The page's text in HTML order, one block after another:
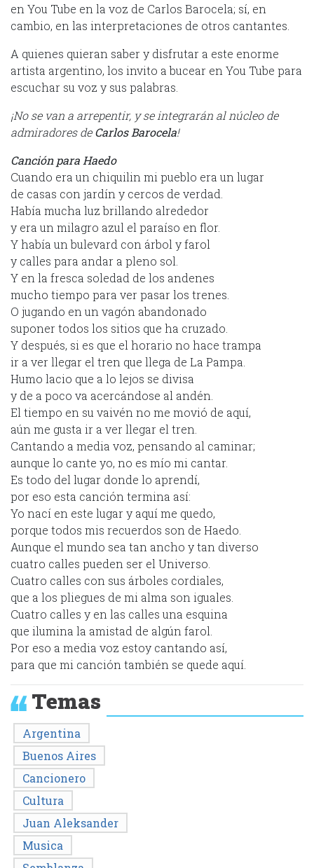
en You Tube en la voz de Carlos Barocela; sí, en
cambio, en las interpretaciones de otros cantantes.
A quienes quieran saber y disfrutar a este enorme
artista argentino, los invito a bucear en You Tube para
escuchar su voz y sus palabras.
¡No se van a arrepentir, y se integrarán al núcleo de
admiradores de Carlos Barocela!
Canción para Haedo
Cuando era un chiquilin mi pueblo era un lugar
de casas con jardín y cercos de verdad.
Había mucha luz brillando alrededor
y era un milagro azul el paraíso en flor.
Y había un bulevard con árbol y farol
y calles para andar a pleno sol.
Y en la fresca soledad de los andenes
mucho tiempo para ver pasar los trenes.
O jugando en un vagón abandonado
suponer todos los sitios que ha cruzado.
Y después, si es que el horario no hace trampa
ir a ver llegar el tren que llega de La Pampa.
Humo lacio que a lo lejos se divisa
y de a poco va acercándose al andén.
El tiempo en su vaivén no me movió de aquí,
aún me gusta ir a ver llegar el tren.
Cantando a media voz, pensando al caminar;
aunque lo cante yo, no es mío mi cantar.
Es todo del lugar donde lo aprendí,
por eso esta canción termina así:
Yo nací en este lugar y aquí me quedo,
porque todos mis recuerdos son de Haedo.
Aunque el mundo sea tan ancho y tan diverso
cuatro calles pueden ser el Universo.
Cuatro calles con sus árboles cordiales,
que a los pliegues de mi alma son iguales.
Cuatro calles y en las calles una esquina
que ilumina la amistad de algún farol.
Por eso a media voz estoy cantando así,
para que mi canción también se quede aquí.
Temas
Argentina
Buenos Aires
Cancionero
Cultura
Juan Aleksander
Musica